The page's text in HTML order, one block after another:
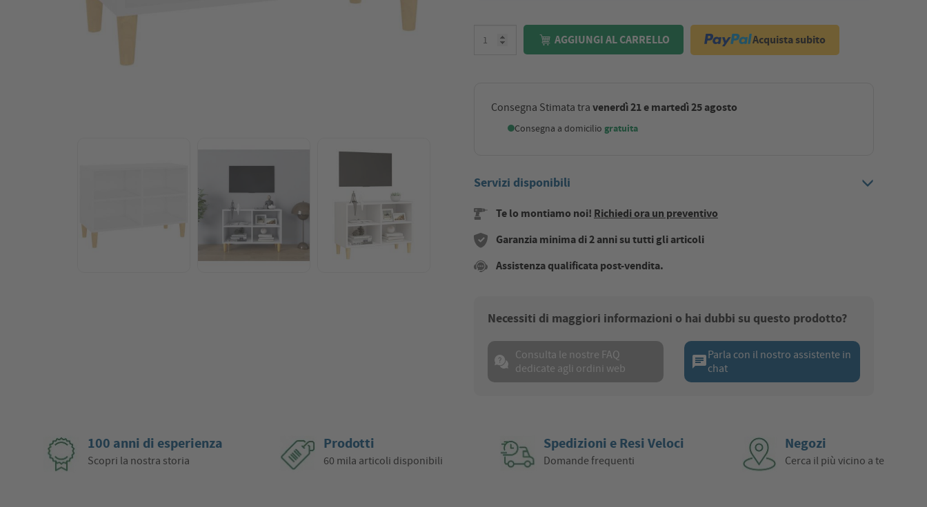
AGGIUNGI AL CARRELLO Acquista subito
Consegna Stimata tra venerdì 21 e martedì 25 agosto
Consegna a domicilio gratuita
Servizi disponibili
Te lo montiamo noi! Richiedi ora un preventivo
Garanzia minima di 2 anni su tutti gli articoli
Assistenza qualificata post-vendita.
Necessiti di maggiori informazioni o hai dubbi su questo prodotto?
Consulta le nostre FAQ
dedicate agli ordini web
chatParla con il nostro assistente in
chat
100 anni di esperienza
Scopri la nostra storia
Prodotti
60 mila articoli disponibili
Spedizioni e Resi Veloci
Domande frequenti
Negozi
Cerca il più vicino a te